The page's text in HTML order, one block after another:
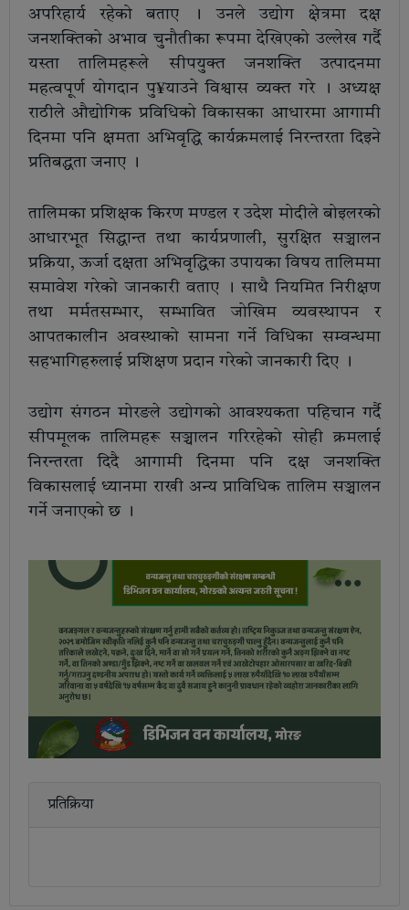
अपरिहार्य रहेको बताए । उनले उद्योग क्षेत्रमा दक्ष
जनशक्तिको अभाव चुनौतीका रूपमा देखिएको उल्लेख गर्दै
यस्ता तालिमहरूले सीपयुक्त जनशक्ति उत्पादनमा
महत्वपूर्ण योगदान पु¥याउने विश्वास व्यक्त गरे । अध्यक्ष
राठीले औद्योगिक प्रविधिको विकासका आधारमा आगामी
दिनमा पनि क्षमता अभिवृद्धि कार्यक्रमलाई निरन्तरता दिइने
प्रतिबद्धता जनाए ।
तालिमका प्रशिक्षक किरण मण्डल र उदेश मोदीले बोइलरको
आधारभूत सिद्धान्त तथा कार्यप्रणाली, सुरक्षित सञ्चालन
प्रक्रिया, ऊर्जा दक्षता अभिवृद्धिका उपायका विषय तालिममा
समावेश गरेको जानकारी वताए । साथै नियमित निरीक्षण
तथा मर्मतसम्भार, सम्भावित जोखिम व्यवस्थापन र
आपतकालीन अवस्थाको सामना गर्ने विधिका सम्वन्धमा
सहभागिहरुलाई प्रशिक्षण प्रदान गरेको जानकारी दिए ।
उद्योग संगठन मोरङले उद्योगको आवश्यकता पहिचान गर्दै
सीपमूलक तालिमहरू सञ्चालन गरिरहेको सोही क्रमलाई
निरन्तरता दिदै आगामी दिनमा पनि दक्ष जनशक्ति
विकासलाई ध्यानमा राखी अन्य प्राविधिक तालिम सञ्चालन
गर्ने जनाएको छ ।
प्रतिक्रिया